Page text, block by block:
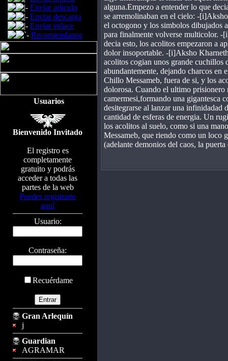
Enviar articulo
Enviar descarga
Enviar enlace
Recomiendanos
Usuarios
Bienvenido Invitado
El registro es
completamente
gratuito y podrás
acceder a todas las
partes de la web
Puedes registrarte
aquí
Usuario:
Contraseña:
Recuérdame
Gran Arlequín
j
Guardian
AGRAMAR
alguna.Empezo a entender lo que
se arremolinaban en el cielo: -
el octogono y los simbolos dibujados
para finalmente volverse multicolor. -
decia esto, los acolitos empezaron a
dolor insoportable. -[i]Aksho
acolitos cogian unos grande cuchillos
abundantemente, dejando charcos
Chillo Messameb, fuera de si, y los
dolorosa. Cuando el ultimo prisionero
camermesi,formando una gigantesca
desitegrarse al lanzar una infinidadad
cantidad de esferas de energia. Un
los acolitos al suelo, como si una
Messameb, que riendo como un
(adelante demonios del caos, la puerta